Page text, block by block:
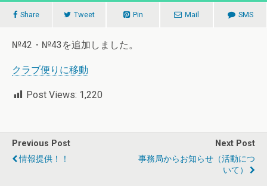
Share Tweet Pin Mail SMS
№42・№43を追加しました。
クラブ便りに移動
Post Views: 1,220
Previous Post
情報提供！！
Next Post
事務局からお知らせ（活動につ
いて）